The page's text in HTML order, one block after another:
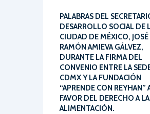
PALABRAS DEL
DESARROLLO SOCIAL DE
CIUDAD DE MÉXICO, JOSÉ
RAMÓN AMIEVA GÁLVEZ,
DURANTE LA FIRMA DEL
CONVENIO ENTRE LA
CDMX Y LA FUNDACIÓN
“APRENDE CON REYHAN”
FAVOR DEL DERECHO A LA
ALIMENTACIÓN.